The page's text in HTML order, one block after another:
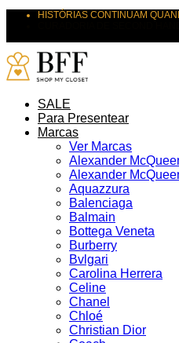
HISTÓRIAS CONTINUAM
SALE
Para Presentear
Marcas
Ver Marcas
Alexander
Alexander
Aquazzura
Balenciaga
Balmain
Bottega Veneta
Burberry
Bvlgari
Carolina Herrera
Celine
Chanel
Chloé
Christian Dior